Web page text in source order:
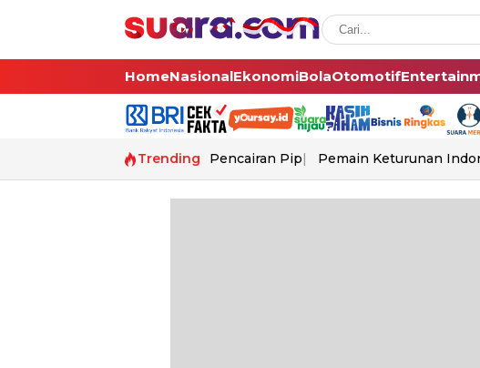
HomeNasionalEkonomiBolaOtomotif
Trending Pencairan Pip Pemain Keturunan